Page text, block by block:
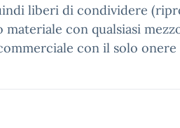
liberi di condividere
con qualsiasi
con il solo